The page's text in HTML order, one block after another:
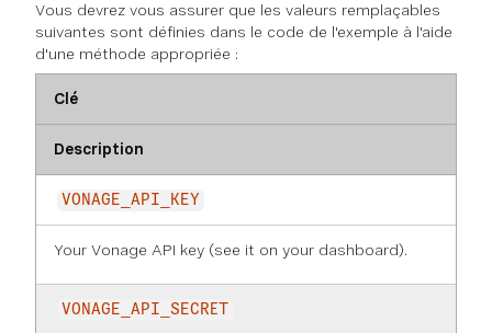
Vous devrez vous assurer que les valeurs remplaçables
suivantes sont définies dans le code de l'exemple à l'aide
d'une méthode appropriée :
Clé
Description
VONAGE_API_KEY
Your Vonage API key (see it on your dashboard).
VONAGE_API_SECRET